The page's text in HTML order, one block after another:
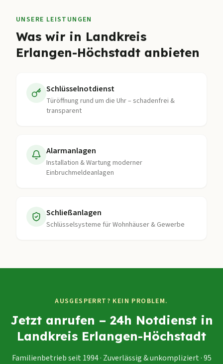
UNSERE LEISTUNGEN
Was wir in Landkreis
Erlangen-Höchstadt anbieten
Schlüsselnotdienst
Türöffnung rund um die Uhr – schadenfrei &
transparent
Alarmanlagen
Installation & Wartung moderner
Einbruchmeldeanlagen
Schließanlagen
Schlüsselsysteme für Wohnhäuser & Gewerbe
AUSGESPERRT? KEIN PROBLEM.
Jetzt anrufen – 24h Notdienst in
Landkreis Erlangen-Höchstadt
Familienbetrieb seit 1994 · Zuverlässig & unkompliziert · 95